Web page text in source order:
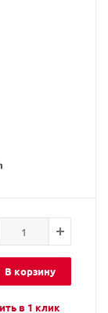
В корзину
в 1 клик